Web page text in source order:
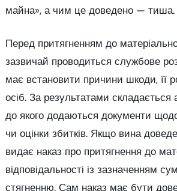
майна», а чим це доведено — тиша.
Перед притягненням до
зазвичай проводиться службове
має встановити причини шкоди, її
осіб. За результатами складається
до якого додаються документи
чи оцінки збитків. Якщо вина
видає наказ про притягнення до
відповідальності із зазначенням
стягненню. Сам наказ має бути